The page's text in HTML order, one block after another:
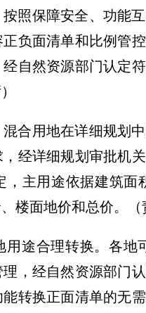
按照保障安全、功能
负面清单和比例管
自然资源部门认定
混合用地在详细规划
经详细规划审批机
，主用途依据建筑
楼面地价和总价。
用途合理转换。 各地
，经自然资源部门
转换正面清单的无